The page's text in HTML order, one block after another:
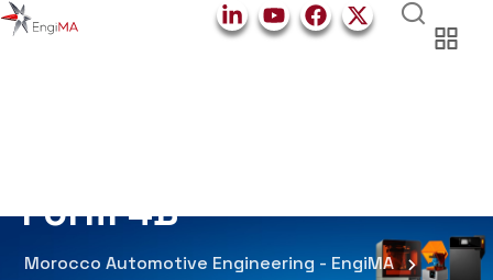
Form 4B
Morocco Automotive Engineering - EngiMA